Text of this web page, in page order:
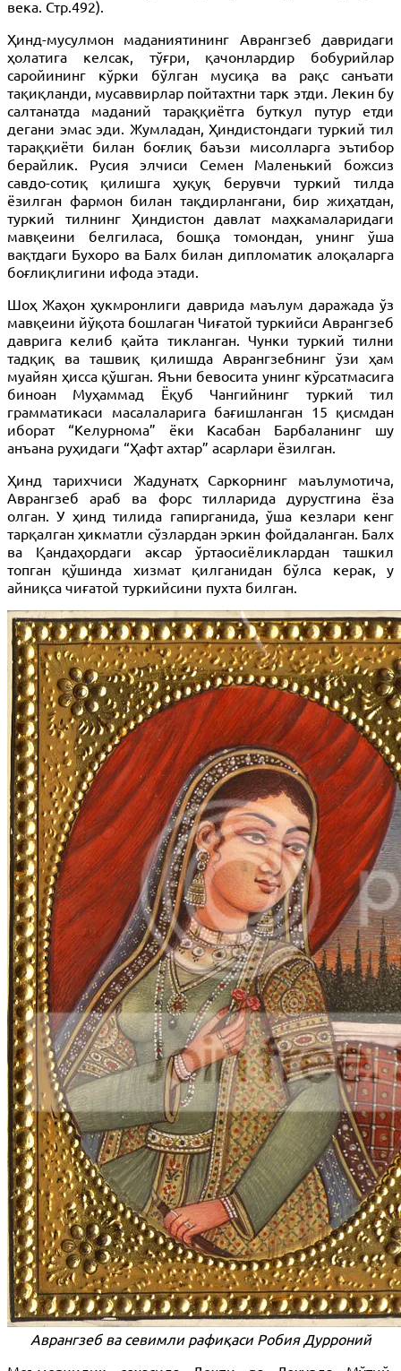
века. Стр.492).
Ҳинд-мусулмон маданиятининг Аврангзеб давридаги
ҳолатига келсак, тўғри, қачонлардир бобурийлар
саройининг кўрки бўлган мусиқа ва рақс санъати
тақиқланди, мусаввирлар пойтахтни тарк этди. Лекин бу
салтанатда маданий тараққиётга буткул путур етди
дегани эмас эди. Жумладан, Ҳиндистондаги туркий тил
тараққиёти билан боғлиқ баъзи мисолларга эътибор
берайлик. Русия элчиси Семен Маленький божсиз
савдо-сотиқ қилишга ҳуқуқ берувчи туркий тилда
ёзилган фармон билан тақдирлангани, бир жиҳатдан,
туркий тилнинг Ҳиндистон давлат маҳкамаларидаги
мавқеини белгиласа, бошқа томондан, унинг ўша
вақтдаги Бухоро ва Балх билан дипломатик алоқаларга
боғлиқлигини ифода этади.
Шоҳ Жаҳон ҳукмронлиги даврида маълум даражада ўз
мавқеини йўқота бошлаган Чиғатой туркийси Аврангзеб
даврига келиб қайта тикланган. Чунки туркий тилни
тадқиқ ва ташвиқ қилишда Аврангзебнинг ўзи ҳам
муайян ҳисса қўшган. Яъни бевосита унинг кўрсатмасига
биноан Муҳаммад Ёқуб Чангийнинг туркий тил
грамматикаси масалаларига бағишланган 15 қисмдан
иборат “Келурнома” ёки Касабан Барбаланинг шу
анъана руҳидаги “Ҳафт ахтар” асарлари ёзилган.
Ҳинд тарихчиси Жадунатҳ Саркорнинг маълумотича,
Аврангзеб араб ва форс тилларида дурустгина ёза
олган. У ҳинд тилида гапирганида, ўша кезлари кенг
тарқалган ҳикматли сўзлардан эркин фойдаланган. Балх
ва Қандаҳордаги аксар ўртаосиёликлардан ташкил
топган қўшинда хизмат қилганидан бўлса керак, у
айниқса чиғатой туркийсини пухта билган.
Аврангзеб ва севимли рафиқаси Робия Дурроний